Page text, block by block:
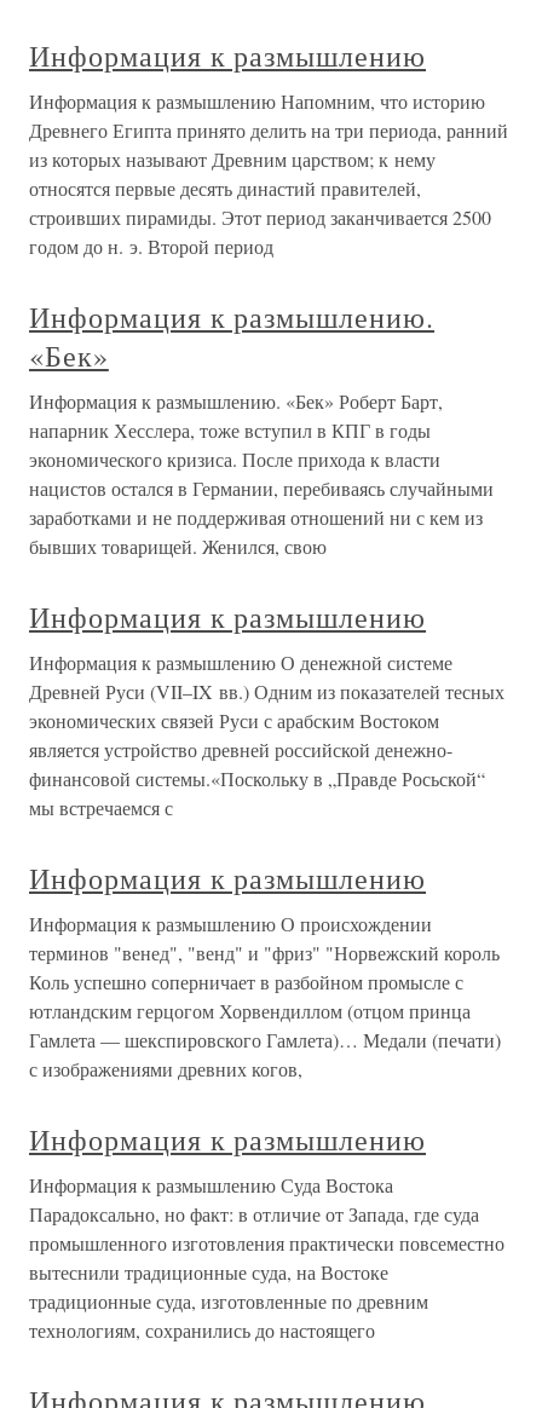
Информация к размышлению
Информация к размышлению Напомним, что историю
Древнего Египта принято делить на три периода, ранний
из которых называют Древним царством; к нему
относятся первые десять династий правителей,
строивших пирамиды. Этот период заканчивается 2500
годом до н. э. Второй период
Информация к размышлению.
«Бек»
Информация к размышлению. «Бек» Роберт Барт,
напарник Хесслера, тоже вступил в КПГ в годы
экономического кризиса. После прихода к власти
нацистов остался в Германии, перебиваясь случайными
заработками и не поддерживая отношений ни с кем из
бывших товарищей. Женился, свою
Информация к размышлению
Информация к размышлению О денежной системе
Древней Руси (VII–IX вв.) Одним из показателей тесных
экономических связей Руси с арабским Востоком
является устройство древней российской денежно-
финансовой системы.«Поскольку в „Правде Росьской“
мы встречаемся с
Информация к размышлению
Информация к размышлению О происхождении
терминов "венед", "венд" и "фриз" "Норвежский король
Коль успешно соперничает в разбойном промысле с
ютландским герцогом Хорвендиллом (отцом принца
Гамлета — шекспировского Гамлета)… Медали (печати)
с изображениями древних когов,
Информация к размышлению
Информация к размышлению Суда Востока
Парадоксально, но факт: в отличие от Запада, где суда
промышленного изготовления практически повсеместно
вытеснили традиционные суда, на Востоке
традиционные суда, изготовленные по древним
технологиям, сохранились до настоящего